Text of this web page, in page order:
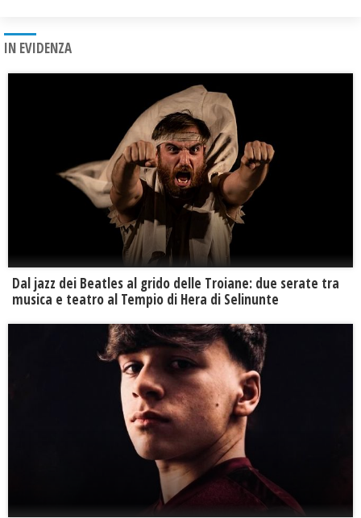
IN EVIDENZA
Dal jazz dei Beatles al grido delle Troiane: due serate tra
musica e teatro al Tempio di Hera di Selinunte